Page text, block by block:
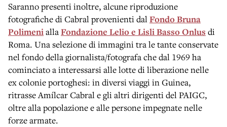
Saranno presenti inoltre, alcune riproduzione
fotografiche di Cabral provenienti dalFondo Bruna
PolimeniallaFondazione Lelio e Lisli Basso Onlus di
Roma. Una selezione di immagini tra le tante conservate
nel fondo della giornalista/fotografa che dal 1969 ha
cominciato a interessarsi alle lotte di liberazione nelle
ex colonie portoghesi: in diversi viaggi in Guinea,
ritrasse Amílcar Cabral e gli altri dirigenti del PAIGC,
oltre alla popolazione e alle persone impegnate nelle
forze armate.